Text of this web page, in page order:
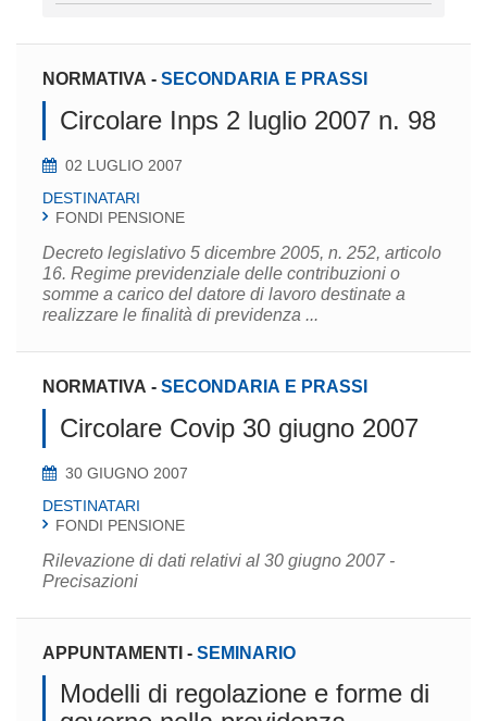
NORMATIVA - SECONDARIA E PRASSI
Circolare Inps 2 luglio 2007 n. 98
02 LUGLIO 2007
DESTINATARI
FONDI PENSIONE
Decreto legislativo 5 dicembre 2005, n. 252, articolo
16. Regime previdenziale delle contribuzioni o
somme a carico del datore di lavoro destinate a
realizzare le finalità di previdenza ...
NORMATIVA - SECONDARIA E PRASSI
Circolare Covip 30 giugno 2007
30 GIUGNO 2007
DESTINATARI
FONDI PENSIONE
Rilevazione di dati relativi al 30 giugno 2007 -
Precisazioni
APPUNTAMENTI - SEMINARIO
Modelli di regolazione e forme di